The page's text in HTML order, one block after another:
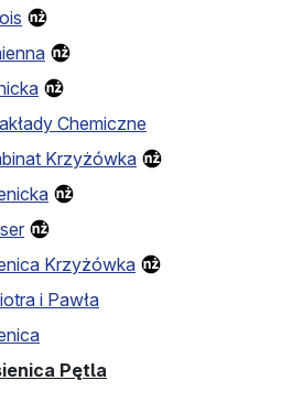
Chemiczne
Krzyżówka
Krzyżówka
i Pawła
Pętla